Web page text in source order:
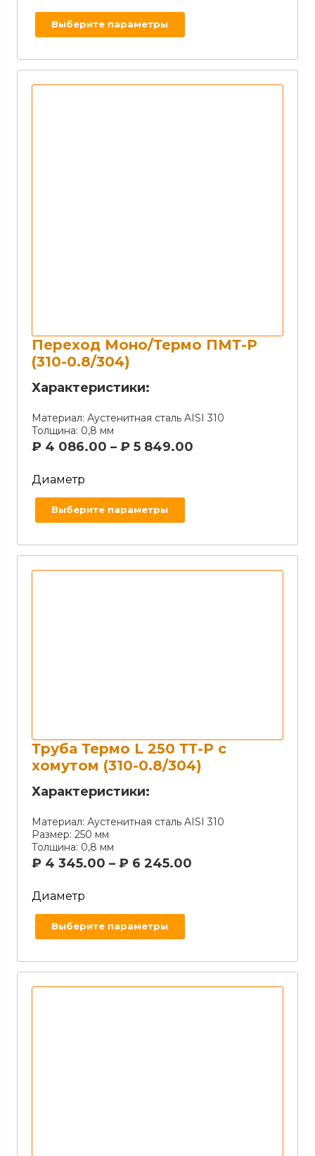
Выберите параметры
Переход Моно/Термо ПМТ-Р
(310-0.8/304)
Характеристики:
Материал: Аустенитная сталь AISI 310
Толщина: 0,8 мм
₽ 4 086.00 – ₽ 5 849.00
Диаметр
Выберите параметры
Труба Термо L 250 ТТ-Р с
хомутом (310-0.8/304)
Характеристики:
Материал: Аустенитная сталь AISI 310
Размер: 250 мм
Толщина: 0,8 мм
₽ 4 345.00 – ₽ 6 245.00
Диаметр
Выберите параметры